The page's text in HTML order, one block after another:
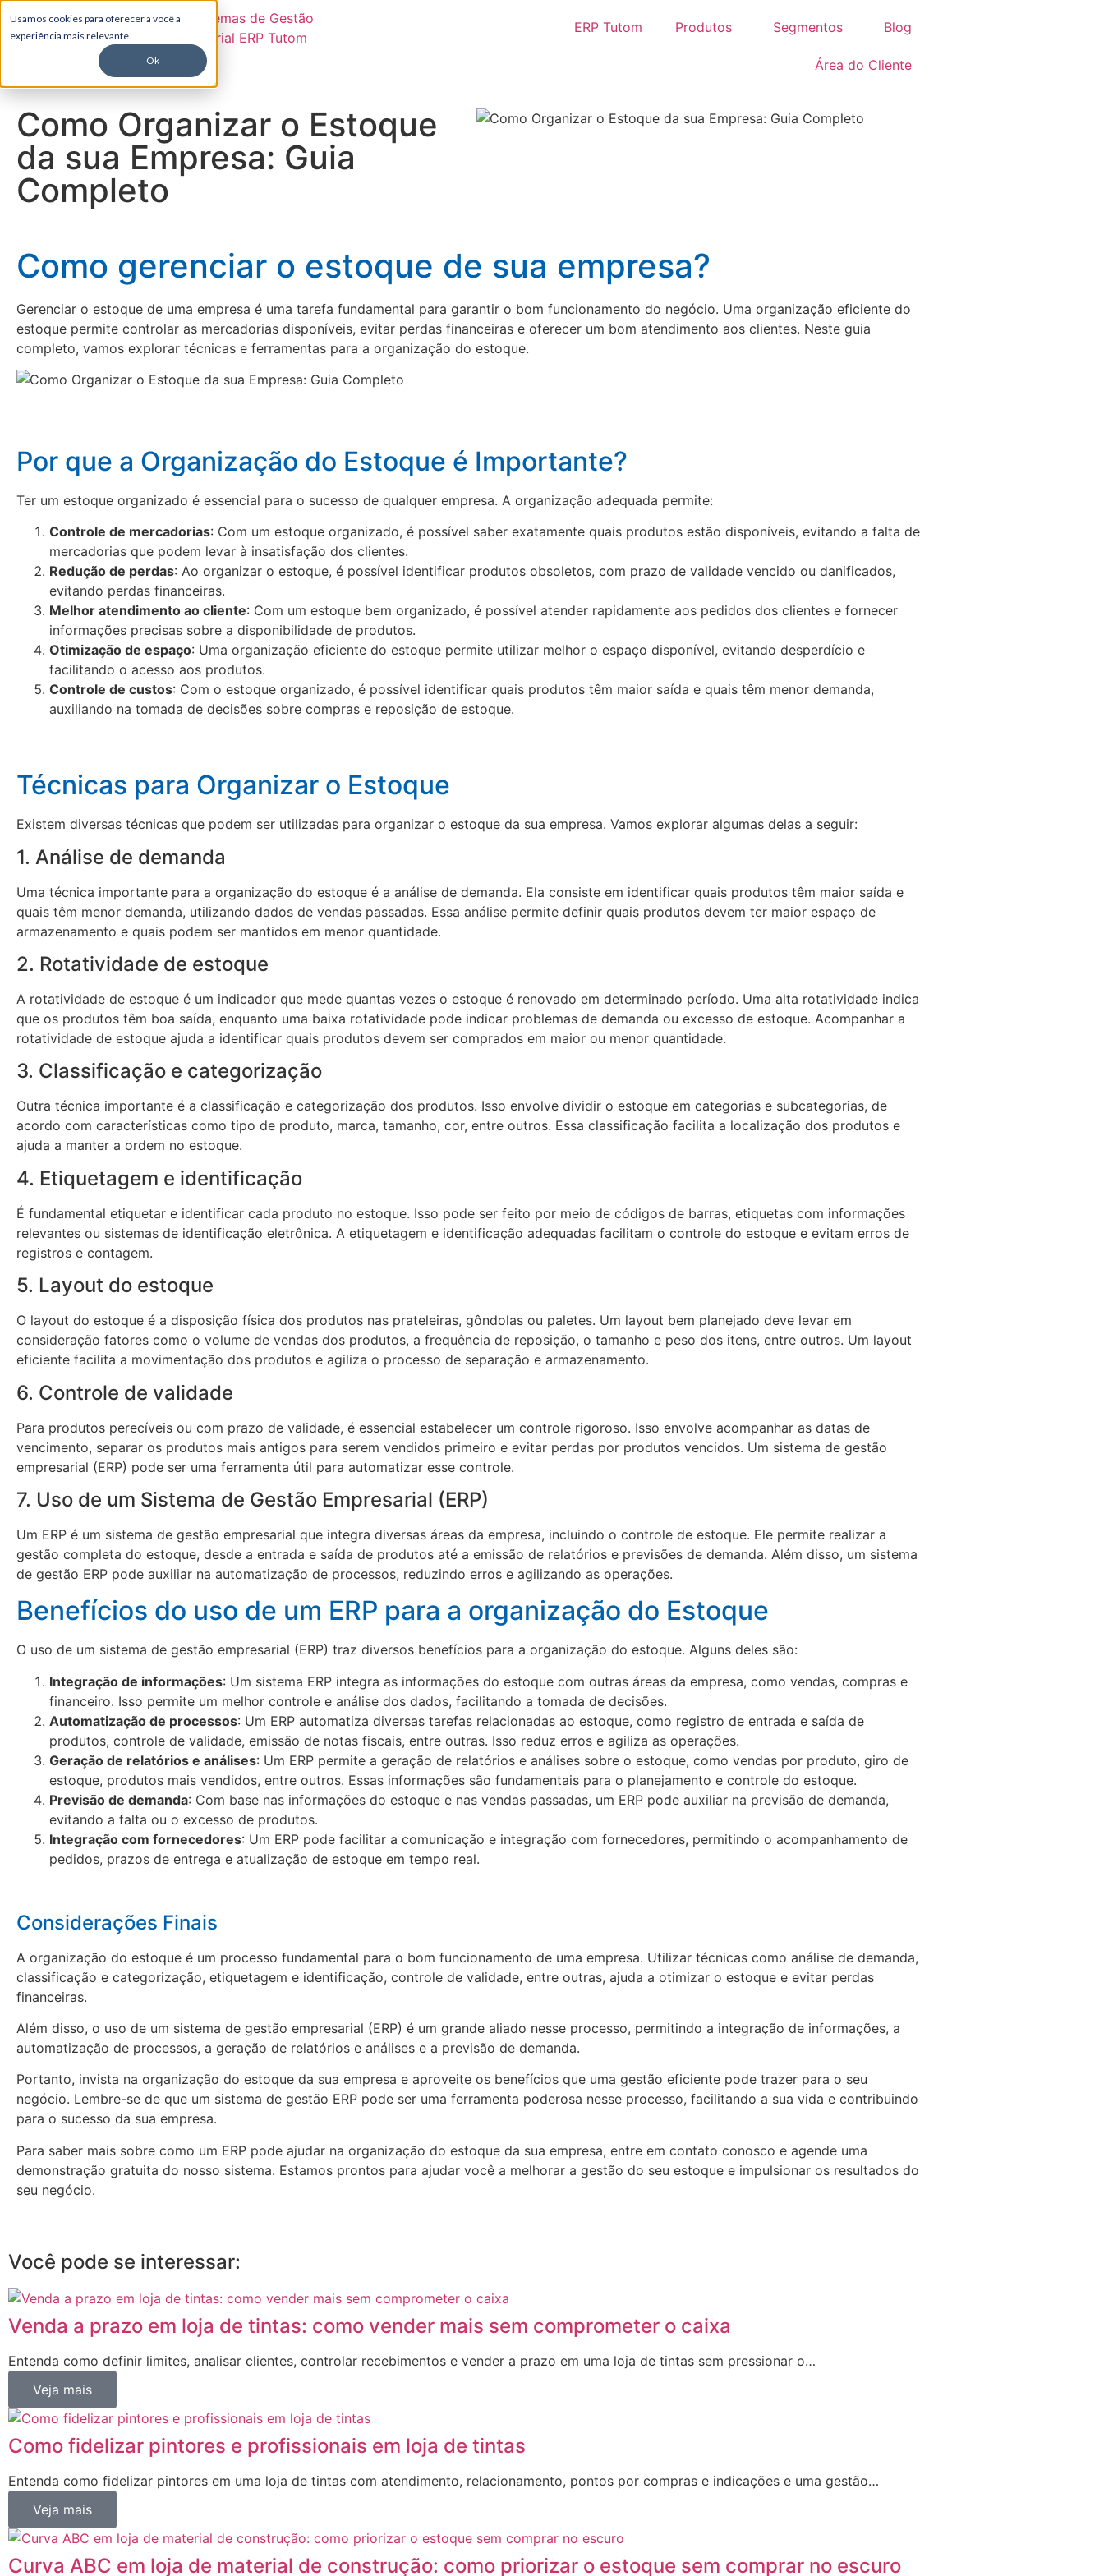
Usamos cookies para oferecer a você a
experiência mais relevante.
Ok
ERP Tutom Produtos Segmentos Blog
Área do Cliente
Como Organizar o Estoque
da sua Empresa: Guia
Completo
Como gerenciar o estoque de sua empresa?
Gerenciar o estoque de uma empresa é uma tarefa fundamental para garantir o bom funcionamento do negócio. Uma organização eficiente do
estoque permite controlar as mercadorias disponíveis, evitar perdas financeiras e oferecer um bom atendimento aos clientes. Neste guia
completo, vamos explorar técnicas e ferramentas para a organização do estoque.
Por que a Organização do Estoque é Importante?
Ter um estoque organizado é essencial para o sucesso de qualquer empresa. A organização adequada permite:
Controle de mercadorias: Com um estoque organizado, é possível saber exatamente quais produtos estão disponíveis, evitando a falta de
mercadorias que podem levar à insatisfação dos clientes.
Redução de perdas: Ao organizar o estoque, é possível identificar produtos obsoletos, com prazo de validade vencido ou danificados,
evitando perdas financeiras.
Melhor atendimento ao cliente: Com um estoque bem organizado, é possível atender rapidamente aos pedidos dos clientes e fornecer
informações precisas sobre a disponibilidade de produtos.
Otimização de espaço: Uma organização eficiente do estoque permite utilizar melhor o espaço disponível, evitando desperdício e
facilitando o acesso aos produtos.
Controle de custos: Com o estoque organizado, é possível identificar quais produtos têm maior saída e quais têm menor demanda,
auxiliando na tomada de decisões sobre compras e reposição de estoque.
Técnicas para Organizar o Estoque
Existem diversas técnicas que podem ser utilizadas para organizar o estoque da sua empresa. Vamos explorar algumas delas a seguir:
1. Análise de demanda
Uma técnica importante para a organização do estoque é a análise de demanda. Ela consiste em identificar quais produtos têm maior saída e
quais têm menor demanda, utilizando dados de vendas passadas. Essa análise permite definir quais produtos devem ter maior espaço de
armazenamento e quais podem ser mantidos em menor quantidade.
2. Rotatividade de estoque
A rotatividade de estoque é um indicador que mede quantas vezes o estoque é renovado em determinado período. Uma alta rotatividade indica
que os produtos têm boa saída, enquanto uma baixa rotatividade pode indicar problemas de demanda ou excesso de estoque. Acompanhar a
rotatividade de estoque ajuda a identificar quais produtos devem ser comprados em maior ou menor quantidade.
3. Classificação e categorização
Outra técnica importante é a classificação e categorização dos produtos. Isso envolve dividir o estoque em categorias e subcategorias, de
acordo com características como tipo de produto, marca, tamanho, cor, entre outros. Essa classificação facilita a localização dos produtos e
ajuda a manter a ordem no estoque.
4. Etiquetagem e identificação
É fundamental etiquetar e identificar cada produto no estoque. Isso pode ser feito por meio de códigos de barras, etiquetas com informações
relevantes ou sistemas de identificação eletrônica. A etiquetagem e identificação adequadas facilitam o controle do estoque e evitam erros de
registros e contagem.
5. Layout do estoque
O layout do estoque é a disposição física dos produtos nas prateleiras, gôndolas ou paletes. Um layout bem planejado deve levar em
consideração fatores como o volume de vendas dos produtos, a frequência de reposição, o tamanho e peso dos itens, entre outros. Um layout
eficiente facilita a movimentação dos produtos e agiliza o processo de separação e armazenamento.
6. Controle de validade
Para produtos perecíveis ou com prazo de validade, é essencial estabelecer um controle rigoroso. Isso envolve acompanhar as datas de
vencimento, separar os produtos mais antigos para serem vendidos primeiro e evitar perdas por produtos vencidos. Um sistema de gestão
empresarial (ERP) pode ser uma ferramenta útil para automatizar esse controle.
7. Uso de um Sistema de Gestão Empresarial (ERP)
Um ERP é um sistema de gestão empresarial que integra diversas áreas da empresa, incluindo o controle de estoque. Ele permite realizar a
gestão completa do estoque, desde a entrada e saída de produtos até a emissão de relatórios e previsões de demanda. Além disso, um sistema
de gestão ERP pode auxiliar na automatização de processos, reduzindo erros e agilizando as operações.
Benefícios do uso de um ERP para a organização do Estoque
O uso de um sistema de gestão empresarial (ERP) traz diversos benefícios para a organização do estoque. Alguns deles são:
Integração de informações: Um sistema ERP integra as informações do estoque com outras áreas da empresa, como vendas, compras e
financeiro. Isso permite um melhor controle e análise dos dados, facilitando a tomada de decisões.
Automatização de processos: Um ERP automatiza diversas tarefas relacionadas ao estoque, como registro de entrada e saída de
produtos, controle de validade, emissão de notas fiscais, entre outras. Isso reduz erros e agiliza as operações.
Geração de relatórios e análises: Um ERP permite a geração de relatórios e análises sobre o estoque, como vendas por produto, giro de
estoque, produtos mais vendidos, entre outros. Essas informações são fundamentais para o planejamento e controle do estoque.
Previsão de demanda: Com base nas informações do estoque e nas vendas passadas, um ERP pode auxiliar na previsão de demanda,
evitando a falta ou o excesso de produtos.
Integração com fornecedores: Um ERP pode facilitar a comunicação e integração com fornecedores, permitindo o acompanhamento de
pedidos, prazos de entrega e atualização de estoque em tempo real.
Considerações Finais
A organização do estoque é um processo fundamental para o bom funcionamento de uma empresa. Utilizar técnicas como análise de demanda,
classificação e categorização, etiquetagem e identificação, controle de validade, entre outras, ajuda a otimizar o estoque e evitar perdas
financeiras.
Além disso, o uso de um sistema de gestão empresarial (ERP) é um grande aliado nesse processo, permitindo a integração de informações, a
automatização de processos, a geração de relatórios e análises e a previsão de demanda.
Portanto, invista na organização do estoque da sua empresa e aproveite os benefícios que uma gestão eficiente pode trazer para o seu
negócio. Lembre-se de que um sistema de gestão ERP pode ser uma ferramenta poderosa nesse processo, facilitando a sua vida e contribuindo
para o sucesso da sua empresa.
Para saber mais sobre como um ERP pode ajudar na organização do estoque da sua empresa, entre em contato conosco e agende uma
demonstração gratuita do nosso sistema. Estamos prontos para ajudar você a melhorar a gestão do seu estoque e impulsionar os resultados do
seu negócio.
Você pode se interessar:
Venda a prazo em loja de tintas: como vender mais sem comprometer o caixa
Entenda como definir limites, analisar clientes, controlar recebimentos e vender a prazo em uma loja de tintas sem pressionar o…
Veja mais
Como fidelizar pintores e profissionais em loja de tintas
Entenda como fidelizar pintores em uma loja de tintas com atendimento, relacionamento, pontos por compras e indicações e uma gestão…
Veja mais
Curva ABC em loja de material de construção: como priorizar o estoque sem comprar no escuro